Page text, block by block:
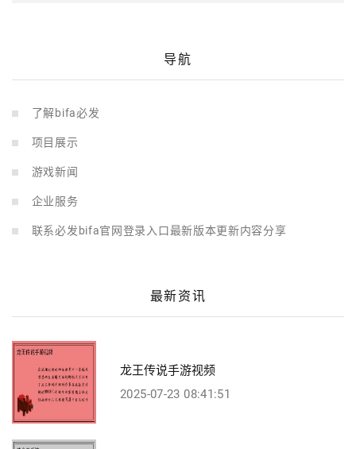
导航
了解bifa必发
项目展示
游戏新闻
企业服务
联系必发bifa官网登录入口最新版本更新内容分享
最新资讯
龙王传说手游视频
2025-07-23 08:41:51